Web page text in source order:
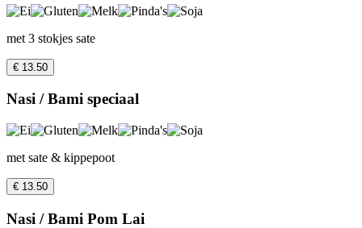
met 3 stokjes sate
€ 13.50
Nasi / Bami speciaal
met sate & kippepoot
€ 13.50
Nasi / Bami Pom Lai